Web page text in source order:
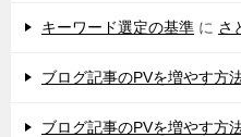
キーワード選定の基準 に さ
ブログ記事のPVを増やす方
ブログ記事のPVを増やす方